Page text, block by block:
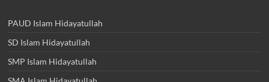
PAUD Islam Hidayatullah
SD Islam Hidayatullah
SMP Islam Hidayatullah